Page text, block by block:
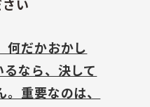
い
何だかおかし
なら、決して
重要なのは、